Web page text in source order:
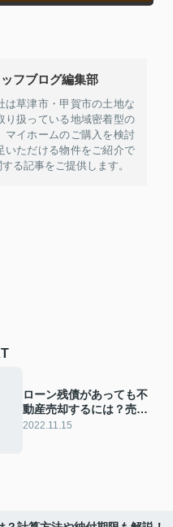
フブログ編集部
は草津市・甲賀市の土地な
り扱っている地域密着型の
マイホームのご購入を検討
いただける物件をご紹介で
る記事をご提供します。
ローン残債があっても不
動産売却するには？売却
方法と注意点を紹介
2022.11.15